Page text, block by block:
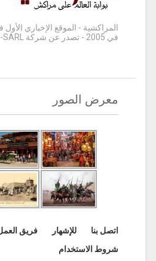
المراكشية - الموقع الإخباري
في 2005 - تصدر عن شركة IMAR MED-SARL
معرض الصور
اتصل بنا للإشهار
فريق
شروط الاستخدام